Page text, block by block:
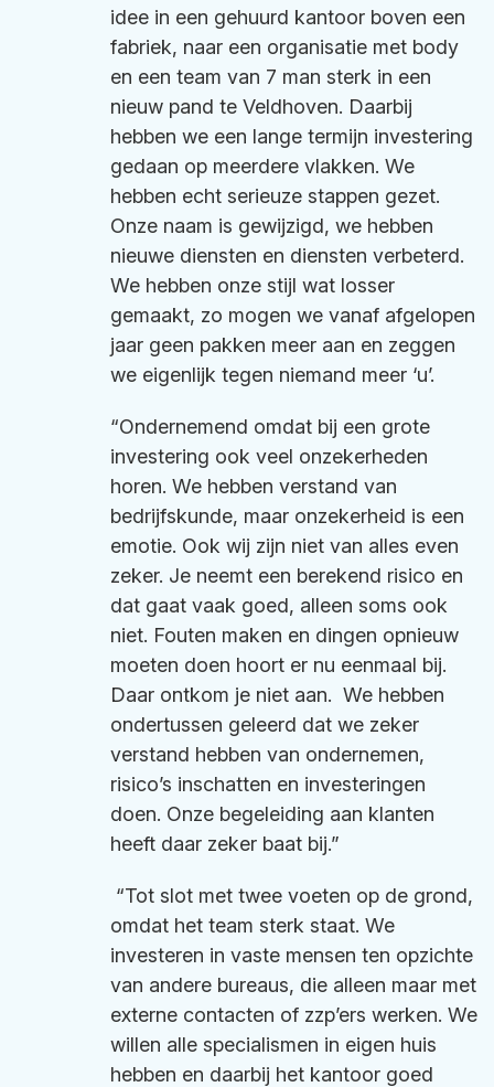
idee in een gehuurd kantoor boven een
fabriek, naar een organisatie met body
en een team van 7 man sterk in een
nieuw pand te Veldhoven. Daarbij
hebben we een lange termijn investering
gedaan op meerdere vlakken. We
hebben echt serieuze stappen gezet.
Onze naam is gewijzigd, we hebben
nieuwe diensten en diensten verbeterd.
We hebben onze stijl wat losser
gemaakt, zo mogen we vanaf afgelopen
jaar geen pakken meer aan en zeggen
we eigenlijk tegen niemand meer ‘u’.
“Ondernemend omdat bij een grote
investering ook veel onzekerheden
horen. We hebben verstand van
bedrijfskunde, maar onzekerheid is een
emotie. Ook wij zijn niet van alles even
zeker. Je neemt een berekend risico en
dat gaat vaak goed, alleen soms ook
niet. Fouten maken en dingen opnieuw
moeten doen hoort er nu eenmaal bij.
Daar ontkom je niet aan. We hebben
ondertussen geleerd dat we zeker
verstand hebben van ondernemen,
risico’s inschatten en investeringen
doen. Onze begeleiding aan klanten
heeft daar zeker baat bij.”
“Tot slot met twee voeten op de grond,
omdat het team sterk staat. We
investeren in vaste mensen ten opzichte
van andere bureaus, die alleen maar met
externe contacten of zzp’ers werken. We
willen alle specialismen in eigen huis
hebben en daarbij het kantoor goed